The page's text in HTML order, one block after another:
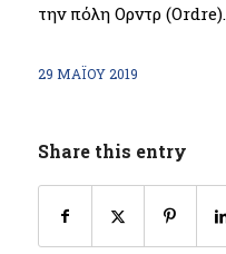
την πόλη Ορντρ (Ordre).
29 ΜΑΪ́ΟΥ 2019
Share this entry